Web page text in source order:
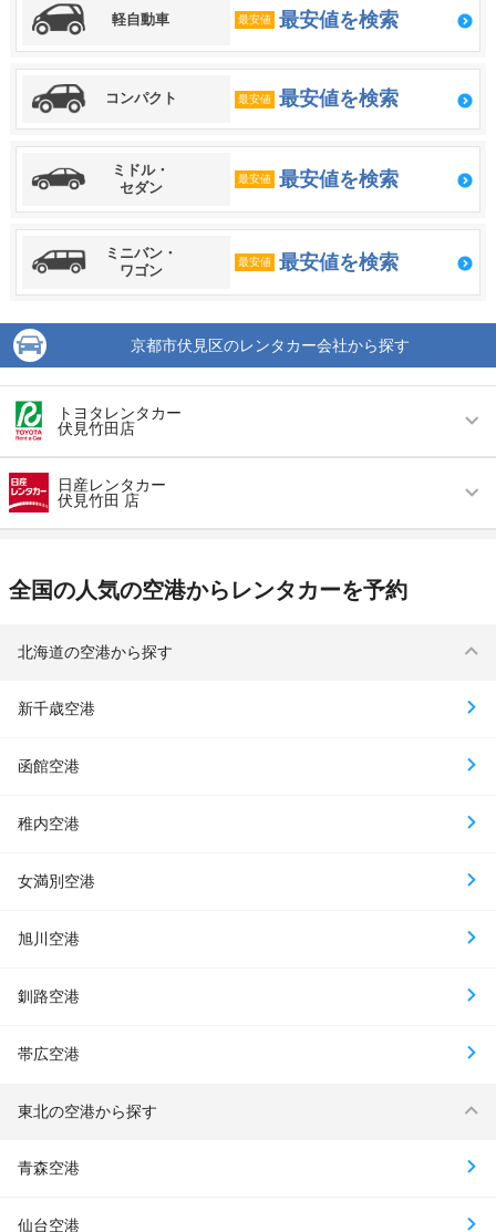
軽自動車 最安値 最安値を検索
コンパクト 最安値 最安値を検索
ミドル・
セダン
最安値 最安値を検索
ミニバン・
ワゴン
最安値 最安値を検索
京都市伏見区のレンタカー会社から探す
トヨタレンタカー
伏見竹田店
営業時間
(月〜金) 08:00 ～ 19:00 / (土・日・祝) 08:00 ～
20:00
アクセス くいな橋駅より徒歩で約10分（送迎なし）
京都府京都市伏見区深草西浦町8-11
日産レンタカー
伏見竹田 店
アクセス 竹田駅より徒歩で約1分（送迎なし）
店舗詳細 店舗詳細ページはこちら
全国の人気の空港からレンタカーを予約
北海道の空港から探す
新千歳空港
函館空港
稚内空港
女満別空港
旭川空港
釧路空港
帯広空港
東北の空港から探す
青森空港
仙台空港